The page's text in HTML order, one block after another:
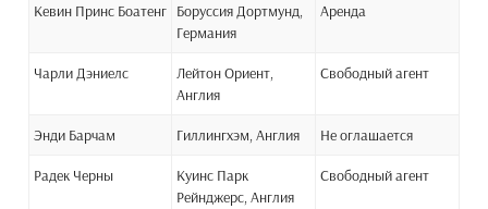
Кевин Принс Боатенг Боруссия Дортмунд,
Германия
Аренда
Чарли Дэниелс
Лейтон Ориент,
Англия
Свободный агент
Энди Барчам Гиллингхэм, Англия Не оглашается
Радек Черны
Куинс Парк
Рейнджерс, Англия
Свободный агент